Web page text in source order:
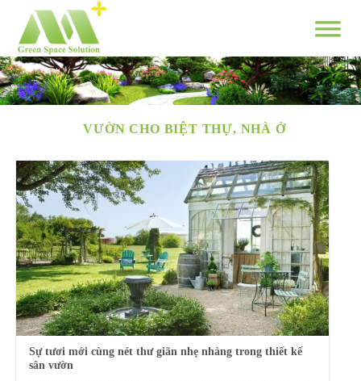
content
VƯỜN CHO BIỆT THỰ, NHÀ Ở
Sự tươi mới cùng nét thư giãn nhẹ nhàng trong thiết kế
sân vườn